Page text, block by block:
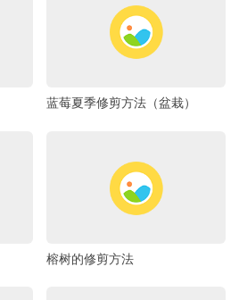
蓝莓夏季修剪方法（盆栽）
榕树的修剪方法